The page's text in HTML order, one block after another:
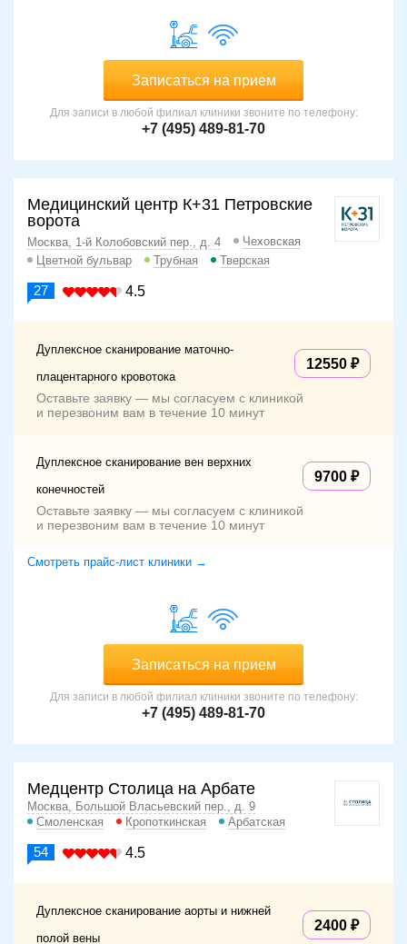
Записаться на прием
Для записи в любой филиал клиники звоните по телефону:
+7 (495) 489-81-70
Медицинский центр К+31 Петровские
ворота
Москва, 1-й Колобовский пер., д. 4
Чеховская
Цветной бульвар
Трубная Тверская
27 4.5
Дуплексное сканирование маточно-
плацентарного кровотока
12550
Оставьте заявку — мы согласуем с клиникой
и перезвоним вам в течение 10 минут
Дуплексное сканирование вен верхних
конечностей
9700
Оставьте заявку — мы согласуем с клиникой
и перезвоним вам в течение 10 минут
Смотреть прайс-лист клиники →
Записаться на прием
Для записи в любой филиал клиники звоните по телефону:
+7 (495) 489-81-70
Медцентр Столица на Арбате
Москва, Большой Власьевский пер., д. 9
Смоленская
Кропоткинская Арбатская
54 4.5
Дуплексное сканирование аорты и нижней
полой вены
2400